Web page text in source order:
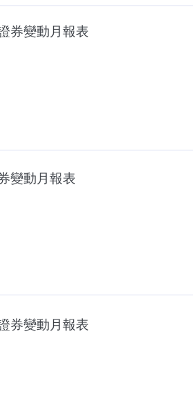
券變動月報表
變動月報表
券變動月報表